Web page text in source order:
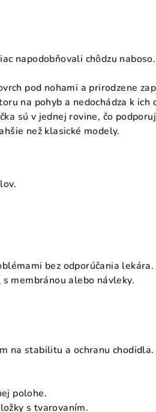
napodobňovali chôdzu
pod nohami a prirodzene
na pohyb a nedochádza k ich
sú v jednej rovine, čo
než klasické modely.
bez odporúčania lekára.
membránou alebo návleky.
na stabilitu a ochranu chodidla.
polohe.
s tvarovaním.